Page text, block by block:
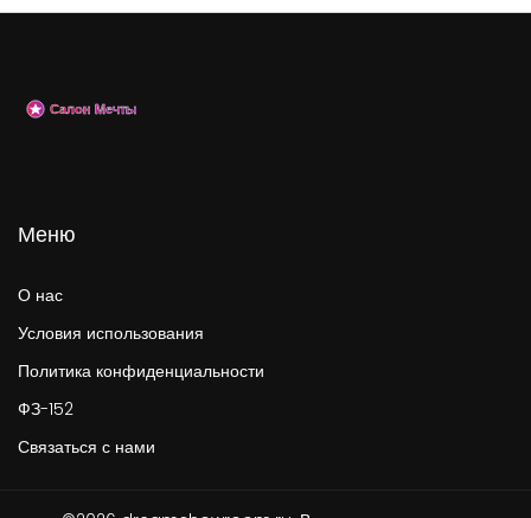
Меню
О нас
Условия использования
Политика конфиденциальности
ФЗ-152
Связаться с нами